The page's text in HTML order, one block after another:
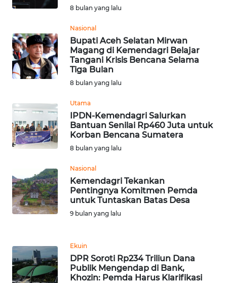
8 bulan yang lalu
Nasional
Bupati Aceh Selatan Mirwan
Magang di Kemendagri Belajar
Tangani Krisis Bencana Selama
Tiga Bulan
8 bulan yang lalu
Utama
IPDN-Kemendagri Salurkan
Bantuan Senilai Rp460 Juta untuk
Korban Bencana Sumatera
8 bulan yang lalu
Nasional
Kemendagri Tekankan
Pentingnya Komitmen Pemda
untuk Tuntaskan Batas Desa
9 bulan yang lalu
Ekuin
DPR Soroti Rp234 Triliun Dana
Publik Mengendap di Bank,
Khozin: Pemda Harus Klarifikasi
WN
WN
DEPOK
UTARA
WN
SAMOSIR
PADANG
LAWAS
WN
CIANJUR